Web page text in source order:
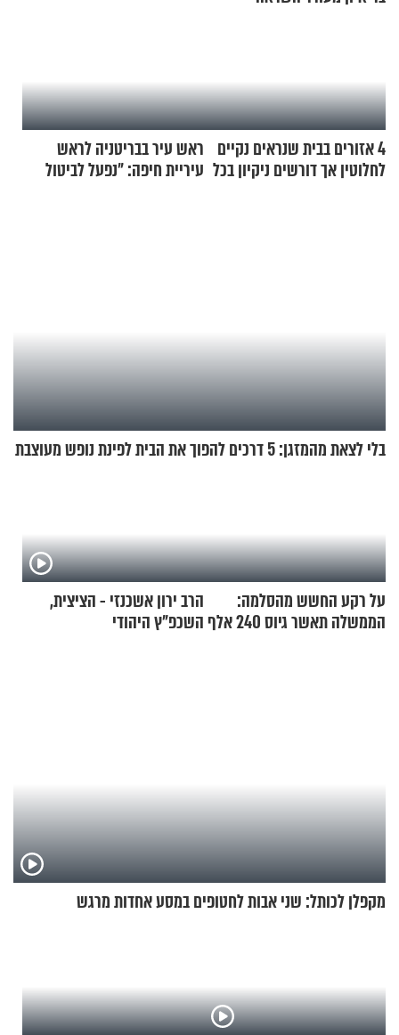
4 אזורים בבית שנראים נקיים
לחלוטין אך דורשים ניקיון בכל
ראש עיר בבריטניה לראש
עיריית חיפה: ״נפעל לביטול
בלי לצאת מהמזגן: 5 דרכים להפוך את הבית לפינת נופש מעוצבת
על רקע החשש מהסלמה:
הממשלה תאשר גיוס 240 אלף
הרב ירון אשכנזי - הציצית,
השכפ"ץ היהודי
מקפלן לכותל: שני אבות לחטופים במסע אחדות מרגש